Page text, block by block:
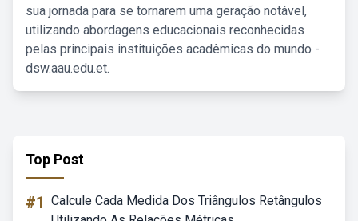
sua jornada para se tornarem uma geração notável,
utilizando abordagens educacionais reconhecidas
pelas principais instituições acadêmicas do mundo -
dsw.aau.edu.et.
Top Post
#1 Calcule Cada Medida Dos Triângulos Retângulos